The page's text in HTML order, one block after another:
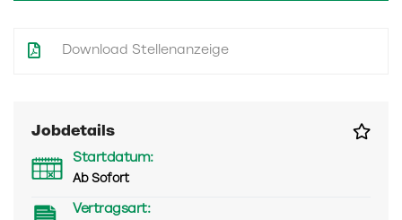
Download Stellenanzeige
Jobdetails
Startdatum:
Ab Sofort
Vertragsart: